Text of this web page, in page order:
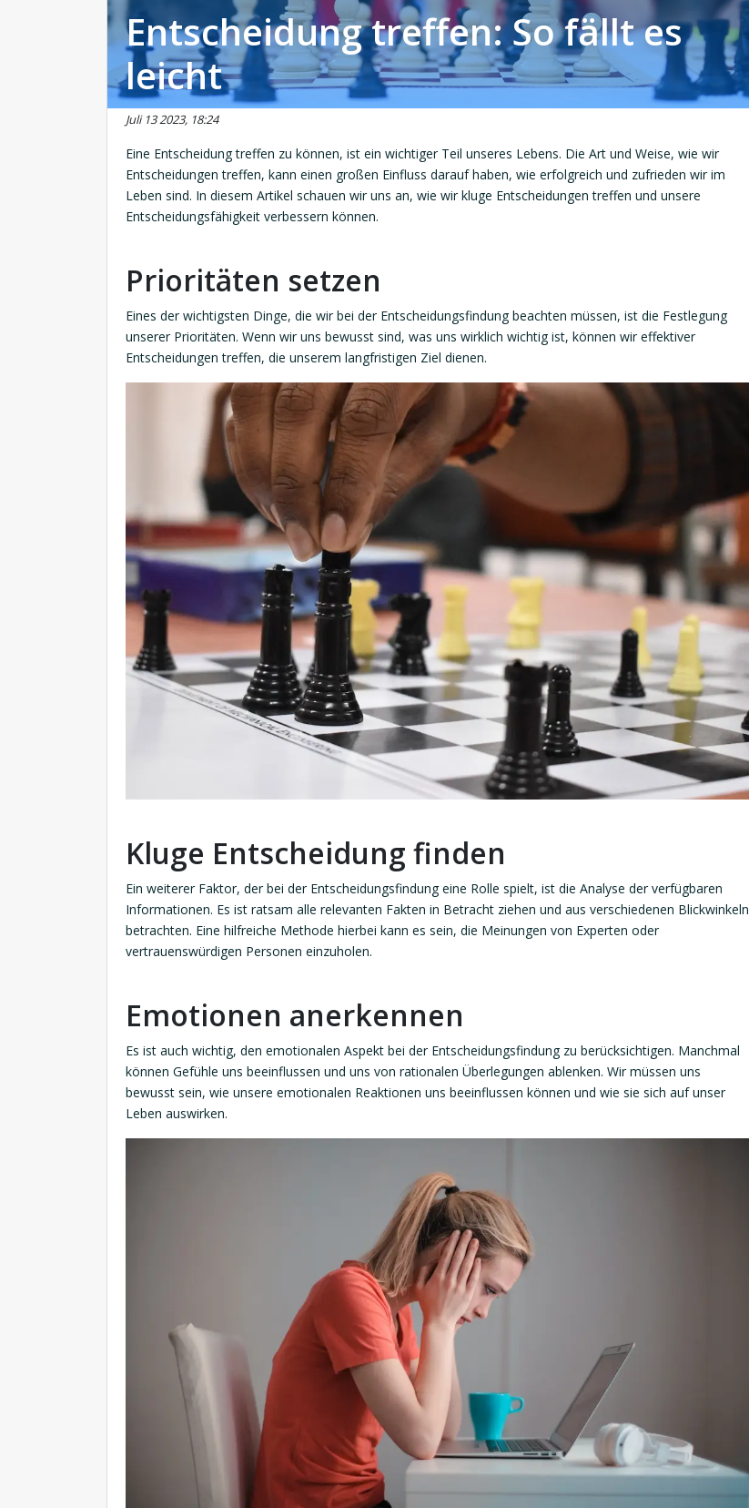
Entscheidung treffen: So fällt es
leicht
Juli 13 2023, 18:24
Eine Entscheidung treffen zu können, ist ein wichtiger Teil unseres Lebens. Die Art und Weise, wie wir
Entscheidungen treffen, kann einen großen Einfluss darauf haben, wie erfolgreich und zufrieden wir im
Leben sind. In diesem Artikel schauen wir uns an, wie wir kluge Entscheidungen treffen und unsere
Entscheidungsfähigkeit verbessern können.
Prioritäten setzen
Eines der wichtigsten Dinge, die wir bei der Entscheidungsfindung beachten müssen, ist die Festlegung
unserer Prioritäten. Wenn wir uns bewusst sind, was uns wirklich wichtig ist, können wir effektiver
Entscheidungen treffen, die unserem langfristigen Ziel dienen.
Kluge Entscheidung finden
Ein weiterer Faktor, der bei der Entscheidungsfindung eine Rolle spielt, ist die Analyse der verfügbaren
Informationen. Es ist ratsam alle relevanten Fakten in Betracht ziehen und aus verschiedenen Blickwinkeln
betrachten. Eine hilfreiche Methode hierbei kann es sein, die Meinungen von Experten oder
vertrauenswürdigen Personen einzuholen.
Emotionen anerkennen
Es ist auch wichtig, den emotionalen Aspekt bei der Entscheidungsfindung zu berücksichtigen. Manchmal
können Gefühle uns beeinflussen und uns von rationalen Überlegungen ablenken. Wir müssen uns
bewusst sein, wie unsere emotionalen Reaktionen uns beeinflussen können und wie sie sich auf unser
Leben auswirken.